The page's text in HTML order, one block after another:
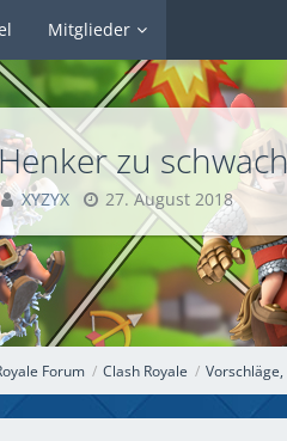
Mitglieder
Forum Clash Royale
Henker zu
XYZYX 27. August 2018